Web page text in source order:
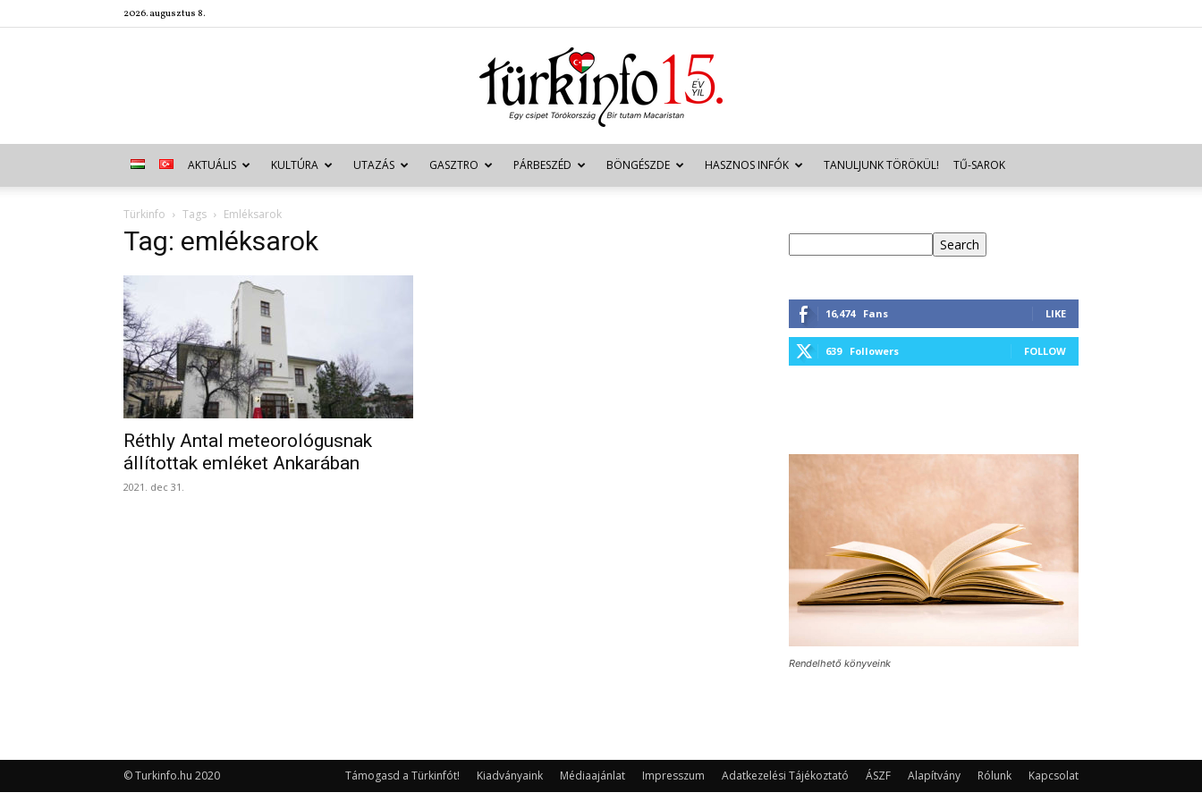
2026. augusztus 8.
Türkinfo
AKTUÁLIS KULTÚRA UTAZÁS GASZTRO PÁRBESZÉD BÖNGÉSZDE HASZNOS INFÓK TANULJUNK TÖRÖKÜL! TŰ-SAROK
Türkinfo Tags Emléksarok
Tag: emléksarok
Réthly Antal meteorológusnak
állítottak emléket Ankarában
2021. dec 31.
Search
16,474 Fans LIKE
639 Followers FOLLOW
Rendelhető könyveink
Támogasd a Türkinfót! Kiadványaink Médiaajánlat Impresszum Adatkezelési Tájékoztató ÁSZF Alapítvány Rólunk Kapcsolat
© Turkinfo.hu 2020